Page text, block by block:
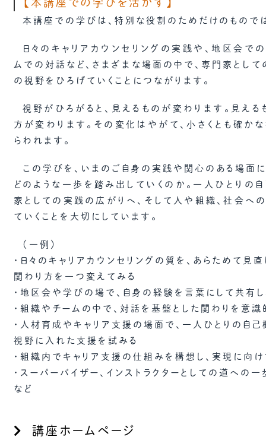
【本講座での学びを活かす】
本講座での学びは、特別な役割のためだけのもので
日々のキャリアカウンセリングの実践や、地区会で
ムでの対話など、さまざまな場面の中で、専門家として
の視野をひろげていくことにつながります。
視野がひろがると、見えるものが変わります。見える
方が変わります。その変化はやがて、小さくとも確か
らわれます。
この学びを、いまのご自身の実践や関心のある場面に
どのような一歩を踏み出していくのか。一人ひとりの
家としての実践の広がりへ、そして人や組織、社会へ
ていくことを大切にしています。
（一例）
・日々のキャリアカウンセリングの質を、あらためて見直
関わり方を一つ変えてみる
・地区会や学びの場で、自身の経験を言葉にして共有し
・組織やチームの中で、対話を基盤とした関わりを意
・人材育成やキャリア支援の場面で、一人ひとりの自
視野に入れた支援を試みる
・組織内でキャリア支援の仕組みを構想し、実現に向
・スーパーバイザー、インストラクターとしての道への
など
講座ホームページ